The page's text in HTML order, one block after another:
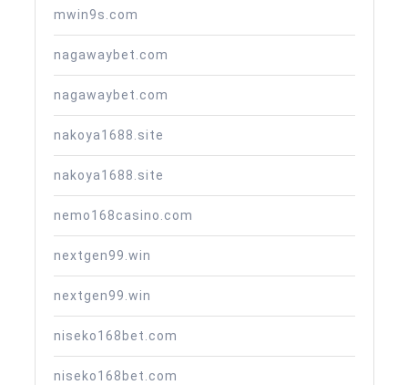
mwin9s.com
nagawaybet.com
nagawaybet.com
nakoya1688.site
nakoya1688.site
nemo168casino.com
nextgen99.win
nextgen99.win
niseko168bet.com
niseko168bet.com